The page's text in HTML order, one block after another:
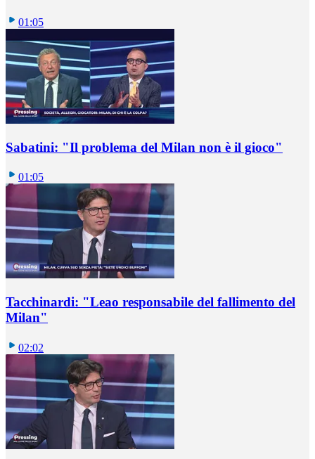
01:05
Sabatini: "Il problema del Milan non è il gioco"
01:05
Tacchinardi: "Leao responsabile del fallimento del
Milan"
02:02